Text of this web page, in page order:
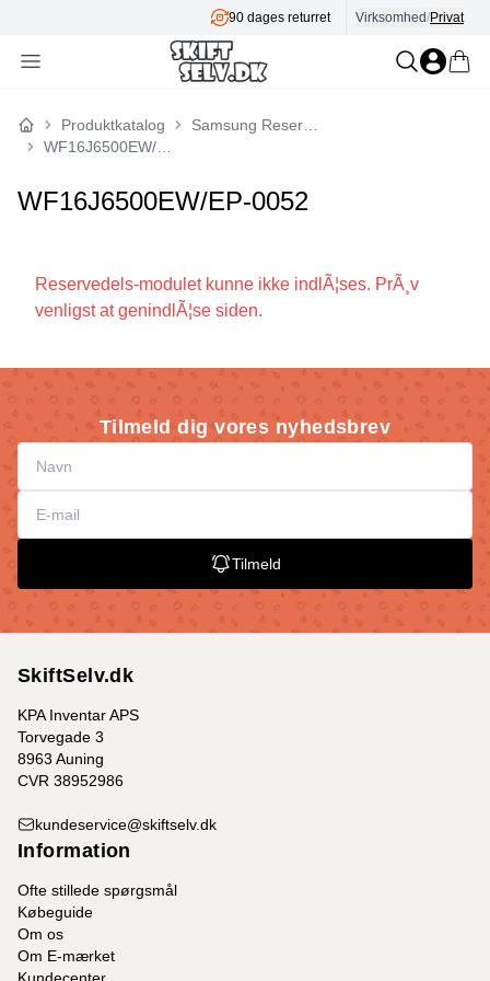
90 dages returret Virksomhed/Privat
Forside
Produktkatalog
WF16J6500EW/EP-0052
Reservedels-modulet kunne ikke indlÃ¦ses. PrÃ¸v
venligst at genindlÃ¦se siden.
Tilmeld dig vores nyhedsbrev
Tilmeld
SkiftSelv.dk
KPA Inventar APS
Torvegade 3
8963 Auning
CVR 38952986
kundeservice@skiftselv.dk
Information
Ofte stillede spørgsmål
Købeguide
Om os
Om E-mærket